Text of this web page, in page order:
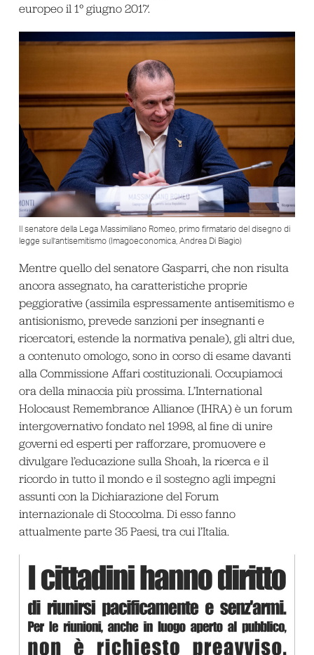
europeo il 1° giugno 2017.
Il senatore della Lega Massimiliano Romeo, primo firmatario del disegno di
legge sull’antisemitismo (Imagoeconomica, Andrea Di Biagio)
Mentre quello del senatore Gasparri, che non risulta
ancora assegnato, ha caratteristiche proprie
peggiorative (assimila espressamente antisemitismo e
antisionismo, prevede sanzioni per insegnanti e
ricercatori, estende la normativa penale), gli altri due,
a contenuto omologo, sono in corso di esame davanti
alla Commissione Affari costituzionali. Occupiamoci
ora della minaccia più prossima. L’International
Holocaust Remembrance Alliance (IHRA) è un forum
intergovernativo fondato nel 1998, al fine di unire
governi ed esperti per rafforzare, promuovere e
divulgare l’educazione sulla Shoah, la ricerca e il
ricordo in tutto il mondo e il sostegno agli impegni
assunti con la Dichiarazione del Forum
internazionale di Stoccolma. Di esso fanno
attualmente parte 35 Paesi, tra cui l’Italia.